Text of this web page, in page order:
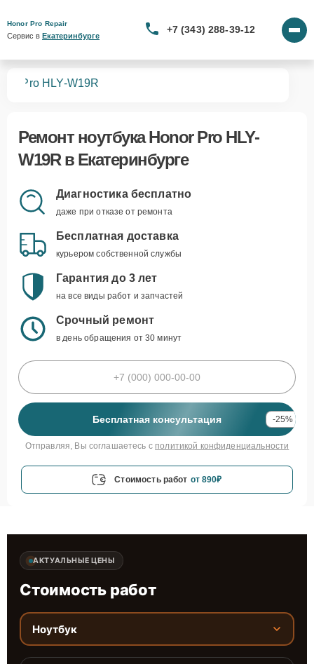
Honor Pro Repair
Сервис в Екатеринбурге
+7 (343) 288-39-12
Pro HLY-W19R
Ремонт ноутбука Honor Pro HLY-
W19Rв Екатеринбурге
Диагностика бесплатно
даже при отказе от ремонта
Бесплатная доставка
курьером собственной службы
Гарантия до 3 лет
на все виды работ и запчастей
Срочный ремонт
в день обращения от 30 минут
Бесплатная консультация -25%
Отправляя, Вы соглашаетесь с политикой конфиденциальности
Стоимость работ от 890₽
АКТУАЛЬНЫЕ ЦЕНЫ
Стоимость работ
Ноутбук